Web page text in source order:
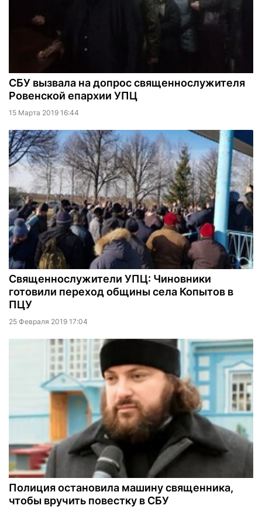
СБУ вызвала на допрос священнослужителя
Ровенской епархии УПЦ
15 Марта 2019 16:44
Священнослужители УПЦ: Чиновники
готовили переход общины села Копытов в
ПЦУ
25 Февраля 2019 17:04
Полиция остановила машину священника,
чтобы вручить повестку в СБУ